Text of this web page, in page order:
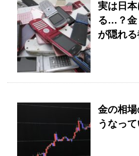
実は日
る…？金
が隠れ
金の相
うなっ